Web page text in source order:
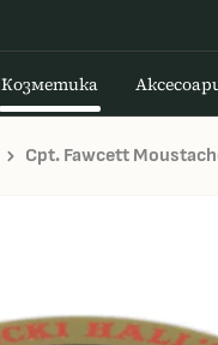
Козметика
Cpt. Fawcett